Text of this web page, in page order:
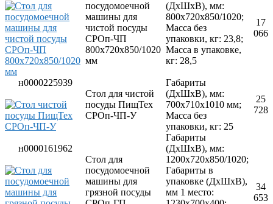
Прессы для пиццы
Соковыжималки
Стерилизаторы
Тестораскаточные машины
Фасовочно-упаковочное оборудование
Бытовая техника
Посуда и инвентарь
Весы
Мусорные баки
Оборудование для общественных санузлов и
ванных комнат
Дозаторы для жидкого мыла
Расходные материалы
Смесители и душирующие устройства
Сушилки для рук
Урны
Фены настенные
Прачечное оборудование
посудомоечной
машины для
чистой посуды
СРОп-ЧП
800х720х850/1020
мм
(ДхШхВ), мм:
800х720х850/1020;
Масса без
упаковки, кг: 23,8;
Масса в упаковке,
кг: 28,5
17
066
н0000225939
Стол для чистой
посуды ПищТех
СРОп-ЧП-У
Габариты
(ДхШхВ), мм:
700х710х1010 мм;
Масса без
упаковки, кг: 25
25
728
н0000161962
Стол для
посудомоечной
машины для
грязной посуды
Габариты
(ДхШхВ), мм:
1200х720х850/1020;
Габариты в
упаковке (ДхШхВ),
мм 1 место:
34
653